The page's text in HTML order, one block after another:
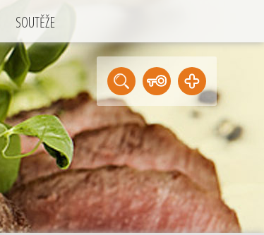
SOUTĚŽE